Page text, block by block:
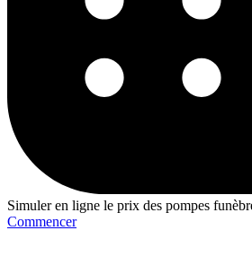
Simuler en ligne le prix des pompes
Commencer